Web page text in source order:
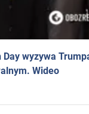
wyzywa
Wideo